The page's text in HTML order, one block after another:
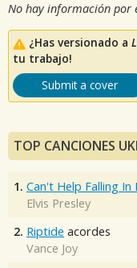
No hay información por
¿Has versionado a
tu trabajo!
Submit a cover
TOP CANCIONES
1. Can't Help Falling In
Elvis Presley
2. Riptide acordes
Vance Joy